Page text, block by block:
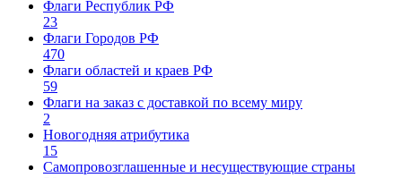
Флаги Республик РФ
23
Флаги Городов РФ
470
Флаги областей и краев РФ
59
Флаги на заказ с доставкой по всему миру
2
Новогодняя атрибутика
15
Самопровозглашенные и несуществующие страны